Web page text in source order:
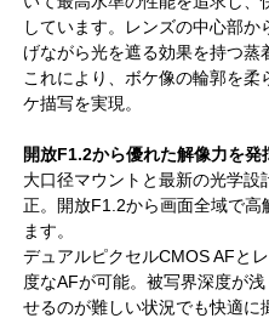
しています。レンズの中心部
げながら光を遮る効果を持つ蒸
これにより、ボケ像の輪郭を
ケ描写を実現。
開放F1.2から優れた解像力を発
大口径マウントと最新の光学
正。開放F1.2から画面全域で高
ます。
デュアルピクセルCMOS AFと
度なAFが可能。被写界深度が
せるのが難しい状況でも快適に